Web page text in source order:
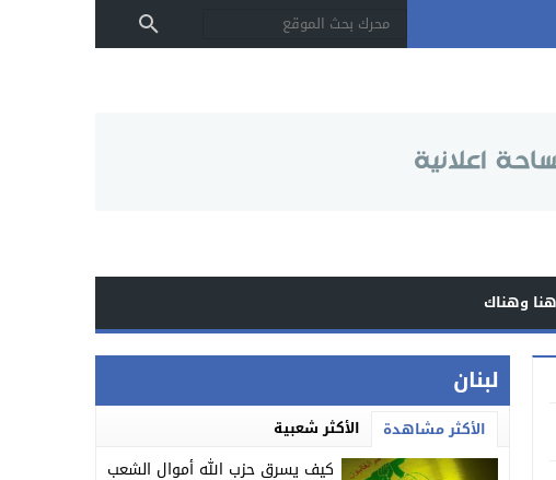
وهناك
لبنان
الأكثر مشاهدة الأكثر شعبية
كيف يسرق حزب الله أموال الشعب